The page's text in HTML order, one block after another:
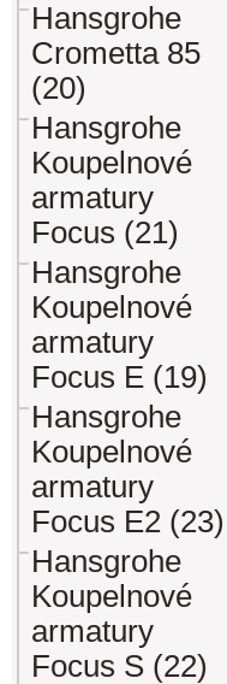
Hansgrohe
Crometta 85
(20)
Hansgrohe
Koupelnové
armatury
Focus (21)
Hansgrohe
Koupelnové
armatury
Focus E (19)
Hansgrohe
Koupelnové
armatury
Focus E2 (23)
Hansgrohe
Koupelnové
armatury
Focus S (22)